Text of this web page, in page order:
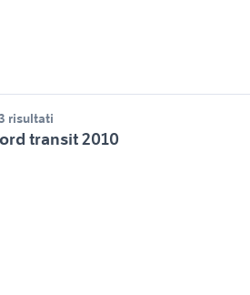
risultati
transit 2010